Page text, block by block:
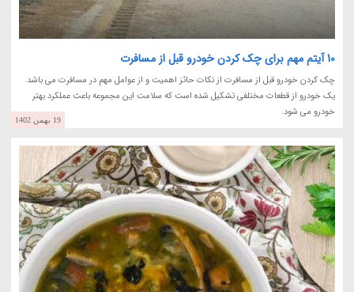
10 آیتم مهم برای چک کردن خودرو قبل از مسافرت
چک کردن خودرو قبل از مسافرت از نکات حائز اهمیت و از عوامل مهم در مسافرت می باشد.
یک خودرو از قطعات مختلفی تشکیل شده است که سلامت این مجموعه باعث عملکرد بهتر
خودرو می شود.
19 بهمن 1402